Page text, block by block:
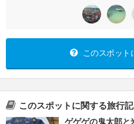
このスポット
このスポットに関する旅行記
ゲゲゲの鬼太郎と